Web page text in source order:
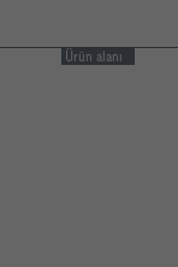
Ürün alanı